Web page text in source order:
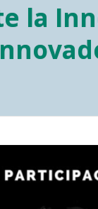
la